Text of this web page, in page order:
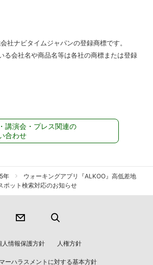
社ナビタイムジャパンの登録商標です。
る会社名や商品名等は各社の商標または登録
講演会・プレス関連の
合わせ
年
ウォーキングアプリ『ALKOO』高低差地
ポット検索対応のお知らせ
人情報保護方針 人権方針
ーハラスメントに対する基本方針